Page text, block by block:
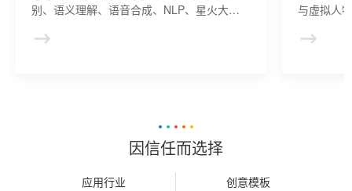
别、语义理解、语音合成、NLP、星火大模
建、AI驱动、多模态交互的多场景虚拟人产
与虚拟人
景，可广
因信任而选择
应用行业 创意模板